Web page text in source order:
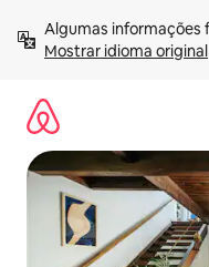
para
Mostrar idioma original